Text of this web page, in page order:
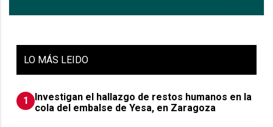
LO MÁS LEIDO
1
Investigan el hallazgo de restos humanos en la
cola del embalse de Yesa, en Zaragoza